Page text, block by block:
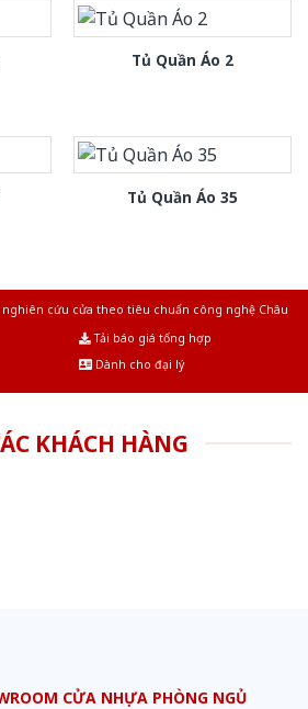
Tủ Quần Áo 2
Tủ Quần Áo 35
cứu cửa theo tiêu chuẩn công nghệ Châu
Tải báo giá tổng hợp
Dành cho đại lý
KHÁCH HÀNG
CỬA NHỰA PHÒNG NGỦ